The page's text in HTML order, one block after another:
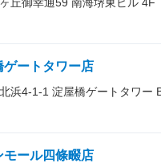
ゲートタワー店
浜4-1-1 淀屋橋ゲートタワー
モール四條畷店